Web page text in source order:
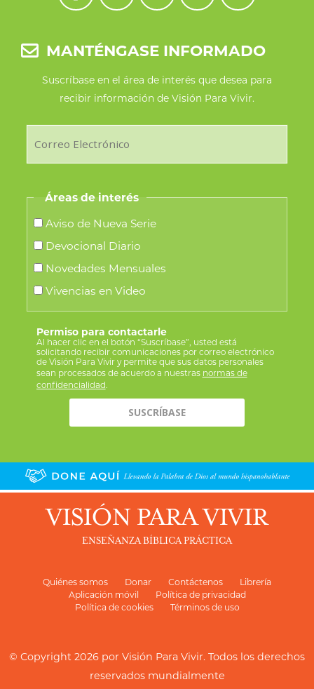
MANTÉNGASE INFORMADO
Suscríbase en el área de interés que desea para
recibir información de Visión Para Vivir.
Áreas de interés
Aviso de Nueva Serie
Devocional Diario
Novedades Mensuales
Vivencias en Video
Permiso para contactarle
Al hacer clic en el botón “Suscríbase”, usted está
solicitando recibir comunicaciones por correo electrónico
de Visión Para Vivir y permite que sus datos personales
sean procesados de acuerdo a nuestras normas de
confidencialidad.
VISIÓN PARA VIVIR
ENSEÑANZA BÍBLICA PRÁCTICA
Quiénes somos Donar Contáctenos
Librería
Aplicación móvil
Política de privacidad
Política de cookies
Términos de uso
© Copyright 2026 por Visión Para Vivir. Todos los derechos
reservados mundialmente